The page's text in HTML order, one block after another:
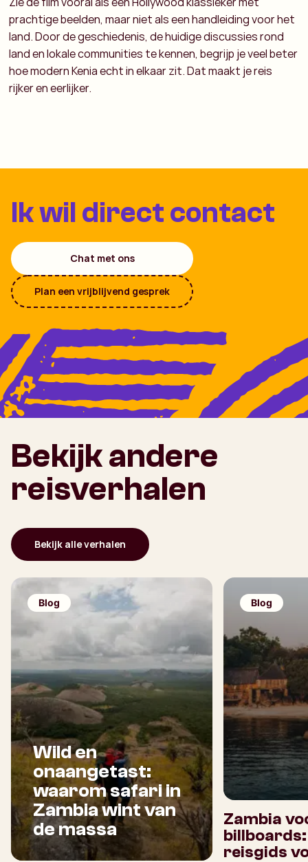
prachtige beelden, maar niet als een handleiding voor het
land. Door de geschiedenis, de huidige discussies rond
land en lokale communities te kennen, begrijp je veel beter
hoe modern Kenia echt in elkaar zit. Dat maakt je reis
rijker en eerlijker.
Ik wil direct contact
Chat met ons
Plan een vrijblijvend gesprek
Bekijk andere
reisverhalen
Bekijk alle verhalen
Blog
Wild en
onaangetast:
waarom safari in
Zambia wint van
de massa
Blog
Zambia
reisgids